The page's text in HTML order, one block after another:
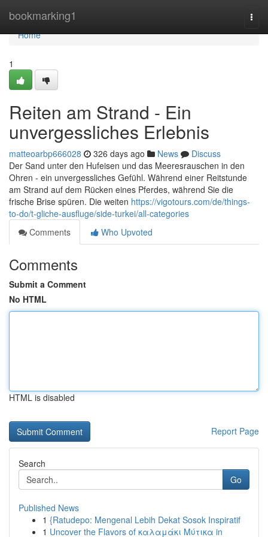
bookmarking1
Home
Home
1
Reiten am Strand - Ein
unvergessliches Erlebnis
matteoarbp666028 326 days ago News
Discuss
Der Sand unter den Hufeisen und das Meeresrauschen in den
Ohren - ein unvergessliches Gefühl. Während einer Reitstunde
am Strand auf dem Rücken eines Pferdes, während Sie die
frische Brise spüren. Die weiten https://vigotours.com/de/things-
to-do/t-gliche-ausfluge/side-turkei/all-categories
Comments
Who Upvoted
Comments
Submit a Comment
No HTML
HTML is disabled
Report Page
Search
Go
Published News
1 {Ratudepo: Mengenal Lebih Dekat Sosok Inspiratif
1 Uncover the Flavors of καλαμάκι Μύτικα in